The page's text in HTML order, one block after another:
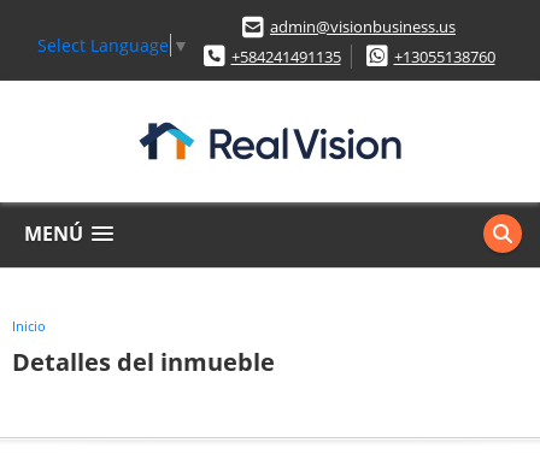
Select Language ▼
admin@visionbusiness.us
+584241491135
+13055138760
MENÚ
Inicio
Detalles del inmueble